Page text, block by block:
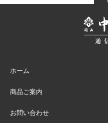
ホーム
商品ご案内
お問い合わせ